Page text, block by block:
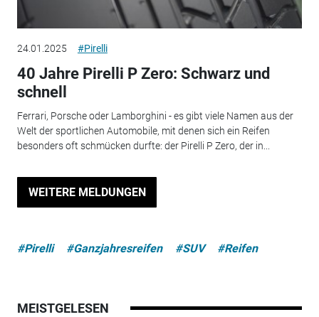
24.01.2025 #Pirelli
40 Jahre Pirelli P Zero: Schwarz und
schnell
Ferrari, Porsche oder Lamborghini - es gibt viele Namen aus der
Welt der sportlichen Automobile, mit denen sich ein Reifen
besonders oft schmücken durfte: der Pirelli P Zero, der in...
WEITERE MELDUNGEN
#Pirelli #Ganzjahresreifen #SUV #Reifen
MEISTGELESEN